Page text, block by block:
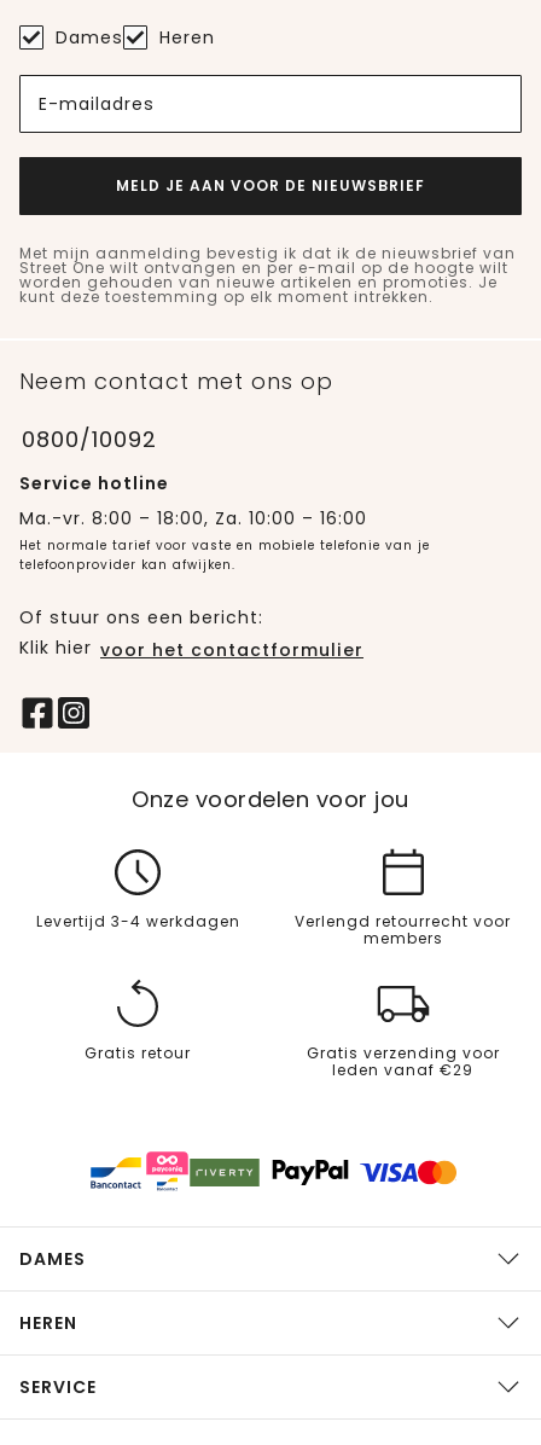
Dames Heren
E-mailadres
MELD JE AAN VOOR DE NIEUWSBRIEF
Met mijn aanmelding bevestig ik dat ik de nieuwsbrief van
Street One wilt ontvangen en per e-mail op de hoogte wilt
worden gehouden van nieuwe artikelen en promoties. Je
kunt deze toestemming op elk moment intrekken.
Neem contact met ons op
0800/10092
Service hotline
Ma.-vr. 8:00 – 18:00, Za. 10:00 – 16:00
Het normale tarief voor vaste en mobiele telefonie van je
telefoonprovider kan afwijken.
Of stuur ons een bericht:
Klik hier voor het contactformulier
Onze voordelen voor jou
Levertijd 3-4 werkdagen
Verlengd retourrecht voor
members
Gratis retour
Gratis verzending voor
leden vanaf €29
DAMES
HEREN
SERVICE